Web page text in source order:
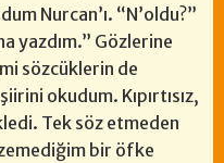
Nurcan’ı. “N’oldu?”
yazdım.” Gözlerine
sözcüklerin de
okudum. Kıpırtısız,
Tek söz etmeden
bir öfke